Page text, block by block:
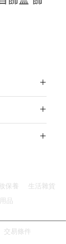
護飾品
保養
生活雜貨
品
交易條件